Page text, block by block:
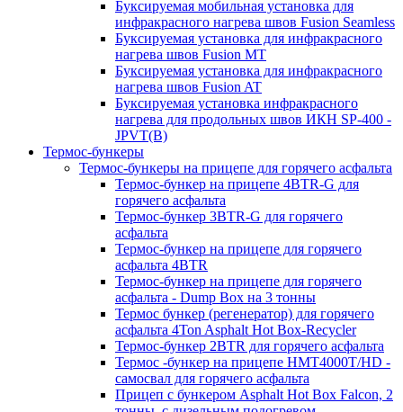
Буксируемая мобильная установка для
инфракрасного нагрева швов Fusion Seamless
Буксируемая установка для инфракрасного
нагрева швов Fusion MT
Буксируемая установка для инфракрасного
нагрева швов Fusion AT
Буксируемая установка инфракрасного
нагрева для продольных швов ИКН SP-400 -
JPVT(B)
Термос-бункеры
Термос-бункеры на прицепе для горячего асфальта
Термос-бункер на прицепе 4BTR-G для
горячего асфальта
Термос-бункер 3BTR-G для горячего
асфальта
Термос-бункер на прицепе для горячего
асфальта 4BTR
Термос-бункер на прицепе для горячего
асфальта - Dump Box на 3 тонны
Термос бункер (регенератор) для горячего
асфальта 4Ton Asphalt Hot Box-Recycler
Термос-бункер 2BTR для горячего асфальта
Термос -бункер на прицепе HMT4000T/HD -
самосвал для горячего асфальта
Прицеп с бункером Asphalt Hot Box Falcon, 2